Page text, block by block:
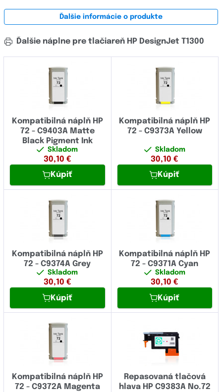
Ďalšie informácie o produkte
Ďalšie náplne pre tlačiareň HP DesignJet T1300
Kompatibilná náplň HP
72 - C9403A Matte
Black Pigment Ink
Skladom
30,10 €
Kúpiť
Kompatibilná náplň HP
72 - C9373A Yellow
Skladom
30,10 €
Kúpiť
Kompatibilná náplň HP
72 - C9374A Grey
Skladom
30,10 €
Kúpiť
Kompatibilná náplň HP
72 - C9371A Cyan
Skladom
30,10 €
Kúpiť
Kompatibilná náplň HP
72 - C9372A Magenta
Repasovaná tlačová
hlava HP C9383A No.72